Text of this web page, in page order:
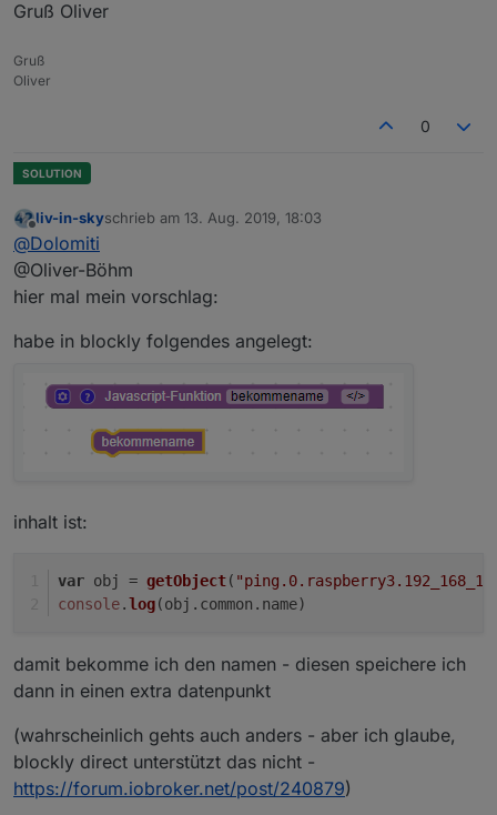
Gruß Oliver
Gruß
Oliver
0
Offline
liv-in-skyschrieb am 13. Aug. 2019, 18:03
zuletzt editiert von
@Dolomiti
@Oliver-Böhm
hier mal mein vorschlag:
habe in blockly folgendes angelegt:
inhalt ist:
var obj = getObject(
console.log(obj. common . name)
damit bekomme ich den namen - diesen speichere ich
dann in einen extra datenpunkt
(wahrscheinlich gehts auch anders - aber ich glaube,
blockly direct unterstützt das nicht -
https://forum.iobroker.net/post/240879)